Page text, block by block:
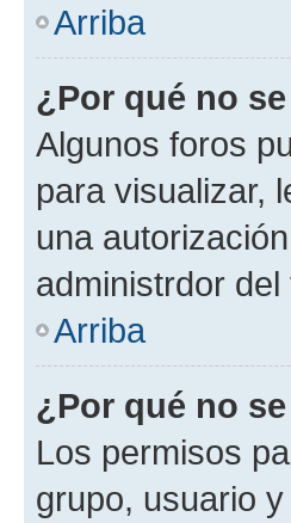
Arriba
¿Por qué no
Algunos foros
para visualizar,
una
administrdor
Arriba
¿Por qué no
Los permisos
grupo, usuario